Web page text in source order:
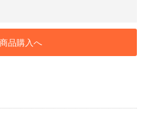
商品購入へ